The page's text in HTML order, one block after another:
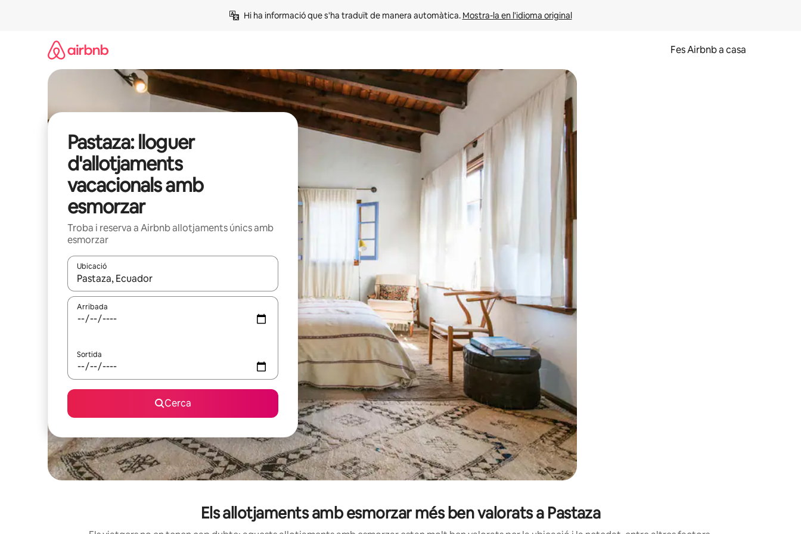
Hi ha informació que s'ha traduït de manera automàtica. Mostra-la en l'idioma original
Fes Airbnb a casa
Pastaza: lloguer
d'allotjaments
vacacionals amb
esmorzar
Troba i reserva a Airbnb allotjaments únics amb
esmorzar
Ubicació
Quan els resultats estiguin disponibles, podràs navegar-hi a través de les tecles de les fletxes (amunt i avall), o bé fent un toc a la pantalla o fent-hi lliscar el dit.
Arribada
Sortida
Cerca
Els allotjaments amb esmorzar més ben valorats a Pastaza